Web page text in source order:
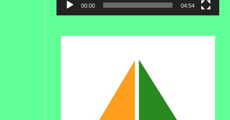
00:00 04:54